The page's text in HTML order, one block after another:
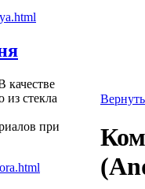
качестве
стекла
при